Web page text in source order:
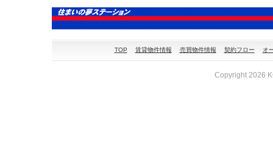
TOP 賃貸物件情報 売買物件情報 契約フロー オ
Copyright 2026